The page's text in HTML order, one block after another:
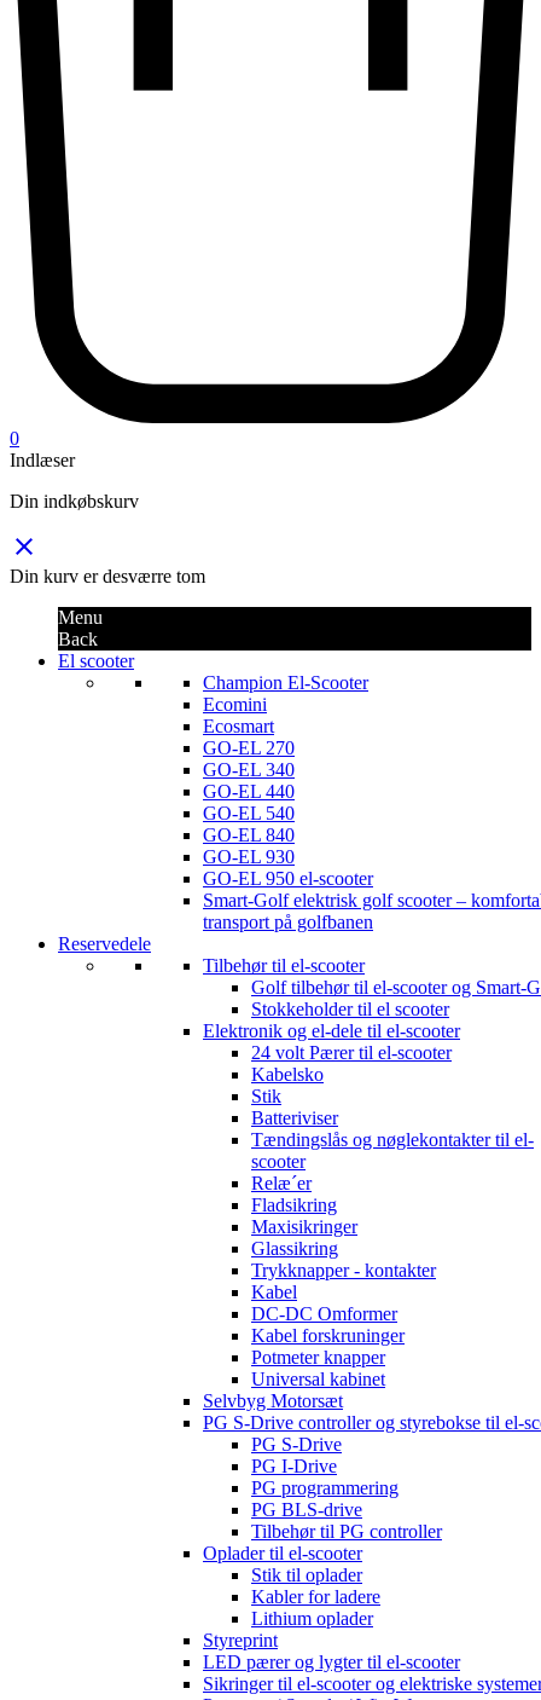
0
Indlæser
Din indkøbskurv
close
Din kurv er desværre tom
Menu
Back
El scooter
Champion El-Scooter
Ecomini
Ecosmart
GO-EL 270
GO-EL 340
GO-EL 440
GO-EL 540
GO-EL 840
GO-EL 930
GO-EL 950 el-scooter
Smart-Golf elektrisk golf scooter –
transport på golfbanen
Reservedele
Tilbehør til el-scooter
Golf tilbehør til el-scooter og Smart-
Stokkeholder til el scooter
Elektronik og el-dele til el-scooter
24 volt Pærer til el-scooter
Kabelsko
Stik
Batteriviser
Tændingslås og nøglekontakter til el-
scooter
Relæ´er
Fladsikring
Maxisikringer
Glassikring
Trykknapper - kontakter
Kabel
DC-DC Omformer
Kabel forskruninger
Potmeter knapper
Universal kabinet
Selvbyg Motorsæt
PG S-Drive controller og styrebokse til el-
PG S-Drive
PG I-Drive
PG programmering
PG BLS-drive
Tilbehør til PG controller
Oplader til el-scooter
Stik til oplader
Kabler for ladere
Lithium oplader
Styreprint
LED pærer og lygter til el-scooter
Sikringer til el-scooter og elektriske